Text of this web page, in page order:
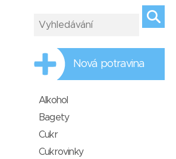
Nová potravina
Alkohol
Bagety
Cukr
Cukrovinky